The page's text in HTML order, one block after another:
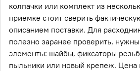
колпачки или комплект из
приемке стоит сверить
описанием поставки. Для
полезно заранее проверить,
элементы: шайбы, фиксаторы
пыльники или новый крепеж. Цена